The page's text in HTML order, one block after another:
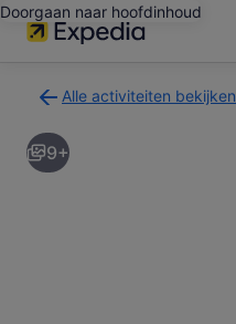
Doorgaan naar hoofdinhoud
Alle activiteiten bekijken
naar
de
zoekresultatenpagina
9+